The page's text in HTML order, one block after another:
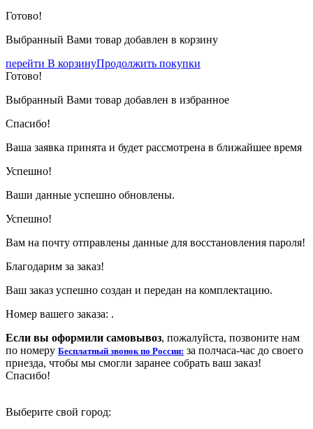
Готово!
Выбранный Вами товар добавлен в корзину
перейти В корзинуПродолжить покупки
Готово!
Выбранный Вами товар добавлен в избранное
Спасибо!
Ваша заявка принята и будет рассмотрена в ближайшее время
Успешно!
Ваши данные успешно обновлены.
Успешно!
Вам на почту отправлены данные для восстановления пароля!
Благодарим за заказ!
Ваш заказ успешно создан и передан на комплектацию.
Номер вашего заказа: .
Если вы оформили самовывоз, пожалуйста, позвоните нам
по номеру Бесплатный звонок по России: за полчаса-час до своего
приезда, чтобы мы смогли заранее собрать ваш заказ!
Спасибо!
Выберите свой город: